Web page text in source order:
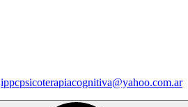
ippcpsicoterapiacognitiva@yahoo.com.ar